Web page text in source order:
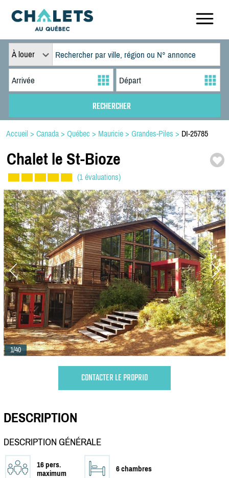
À louer
Accueil > Canada > Québec > Mauricie > Grandes-Piles > DI-25785
Chalet le St-Bioze
(1 évaluations)
1/40
CONTACTER LE PROPRIO
DESCRIPTION
DESCRIPTION GÉNÉRALE
16 pers.
maximum
6 chambres